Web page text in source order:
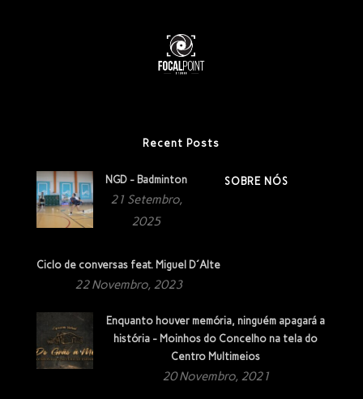
Recent Posts
NGD - Badminton
21 Setembro,
2025
Ciclo de conversas feat. Miguel D´Alte
22 Novembro, 2023
Enquanto houver memória, ninguém apagará a
história - Moinhos do Concelho na tela do
Centro Multimeios
20 Novembro, 2021
SOBRE NÓS